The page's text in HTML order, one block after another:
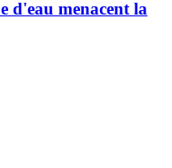
d'eau menacent la